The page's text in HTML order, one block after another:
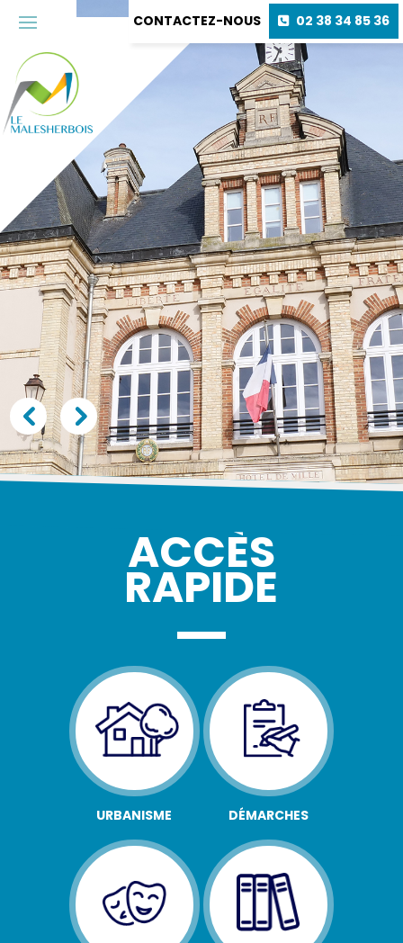
CONTACTEZ-NOUS 02 38 34 85 36
ACCÈS
RAPIDE
URBANISME DÉMARCHES